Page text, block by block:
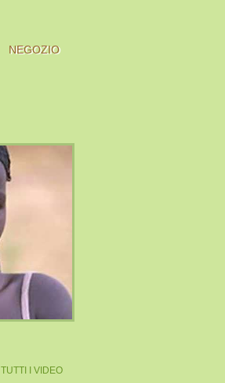
NEGOZIO
TUTTI I VIDEO